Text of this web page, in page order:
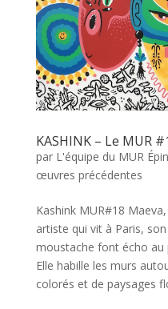
KASHINK – Le MUR
par L'équipe du MUR
œuvres précédentes
Kashink MUR#18
artiste qui vit à Paris,
moustache font écho au
Elle habille les murs
colorés et de paysages